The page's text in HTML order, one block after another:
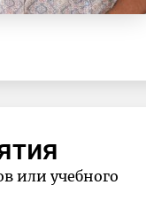
или учебного